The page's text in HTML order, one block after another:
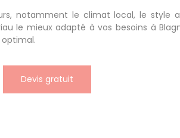
notamment le climat local, le style
le mieux adapté à vos besoins à
Devis gratuit